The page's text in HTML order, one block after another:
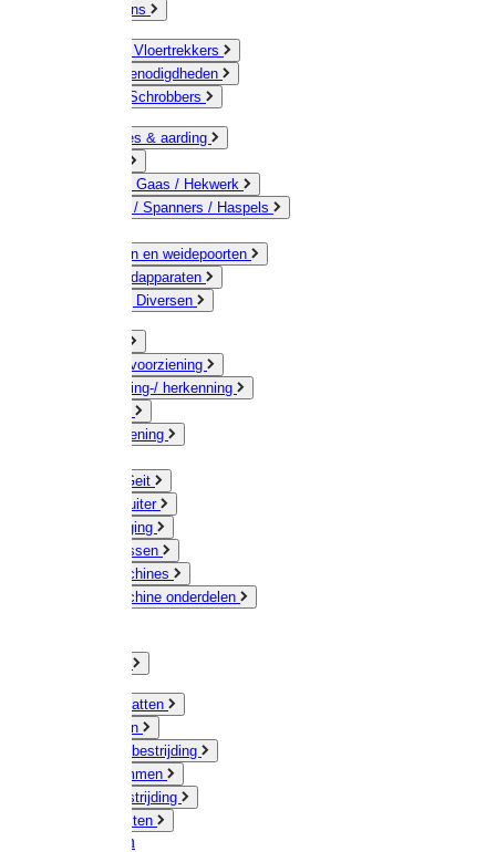
Betonmolens
Bezems & Vloertrekkers
Schildersbenodigdheden
Borstels / Schrobbers
Accessoires & aarding
Geleiders / Gaas / Hekwerk
Verbinders / Spanners / Haspels
Doorgangen en weidepoorten
Schrikdraadapparaten
Afrastering Diversen
Drinkwatervoorziening
Veemarkering-/ herkenning
Voervoorziening
Schaap / Geit
Paard & Ruiter
Veeverzorging
Scheermessen
Scheermachines
Scheermachine onderdelen
Muizen / Ratten
Drukspuiten
Ongediertebestrijding
Mollenklemmen
Onkruidbestrijding
Vliegenkasten
Meststoffen